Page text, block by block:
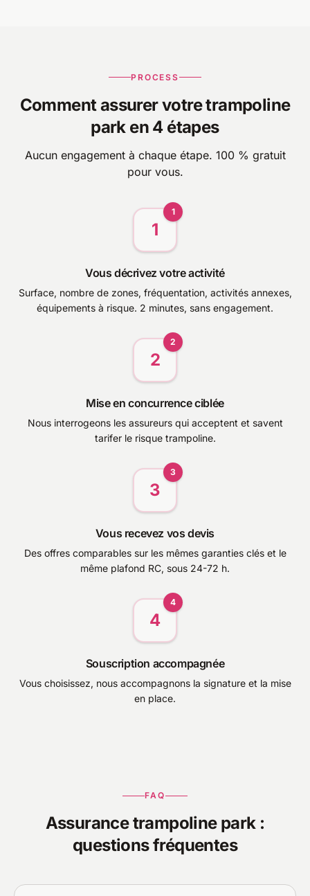
PROCESS
Comment assurer votre trampoline
park en 4 étapes
Aucun engagement à chaque étape. 100 % gratuit
pour vous.
1
1
Vous décrivez votre activité
Surface, nombre de zones, fréquentation, activités annexes,
équipements à risque. 2 minutes, sans engagement.
2
2
Mise en concurrence ciblée
Nous interrogeons les assureurs qui acceptent et savent
tarifer le risque trampoline.
3
3
Vous recevez vos devis
Des offres comparables sur les mêmes garanties clés et le
même plafond RC, sous 24-72 h.
4
4
Souscription accompagnée
Vous choisissez, nous accompagnons la signature et la mise
en place.
FAQ
Assurance trampoline park :
questions fréquentes